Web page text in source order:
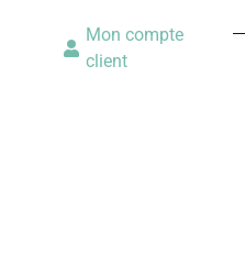
Mon compte
client